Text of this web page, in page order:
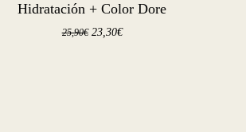
Hidratación + Color Dore
25,90€ 23,30€